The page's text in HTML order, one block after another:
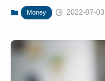
Money 2022-07-03